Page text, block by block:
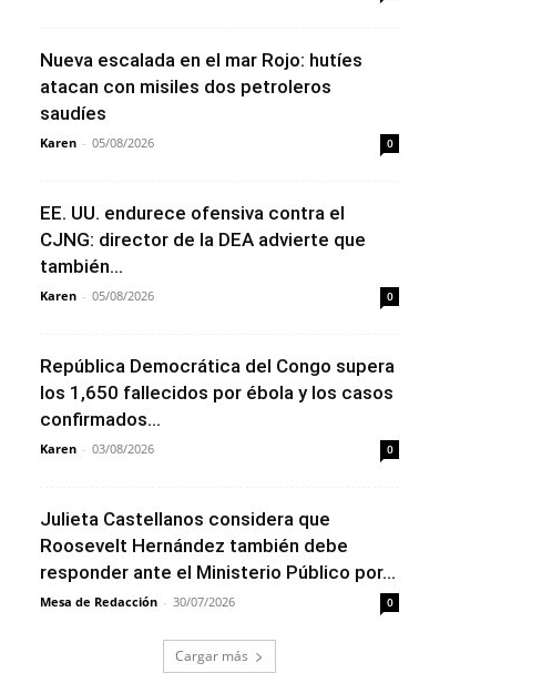
Nueva escalada en el mar Rojo: hutíes
atacan con misiles dos petroleros
saudíes
Karen - 05/08/2026 0
EE. UU. endurece ofensiva contra el
CJNG: director de la DEA advierte que
también...
Karen - 05/08/2026 0
República Democrática del Congo supera
los 1,650 fallecidos por ébola y los casos
confirmados...
Karen - 03/08/2026 0
Julieta Castellanos considera que
Roosevelt Hernández también debe
responder ante el Ministerio Público por...
Mesa de Redacción - 30/07/2026 0
Cargar más